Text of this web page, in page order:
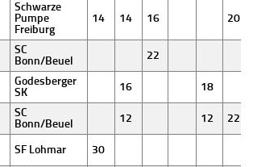
Schwarze
Pumpe
Freiburg
14 14 16 20
SC
Bonn/Beuel
22
Godesberger
SK
16 18
SC
Bonn/Beuel
12 12 22
SF Lohmar 30